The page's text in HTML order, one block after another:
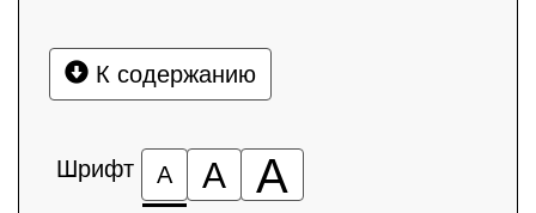
К содержанию
Шрифт А А А